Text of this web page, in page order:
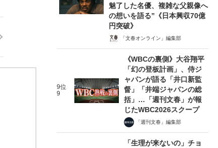
魅了した名優、複雑な父親像へ
の想いを語る”《日本興収70億
円突破》
「文春オンライン」編集部
9位
9
《WBCの裏側》大谷翔平
「幻の登板計画」、侍ジ
ャパンが語る「井口新監
督」「井端ジャパンの総
括」…「週刊文春」が報
じたWBC2026スクープ
「週刊文春」編集部
「生理が来ないの」チョ